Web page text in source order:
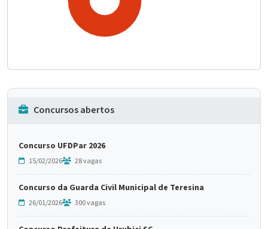
Concursos abertos
Concurso UFDPar 2026
15/02/2026 28 vagas
Concurso da Guarda Civil Municipal de Teresina
26/01/2026 300 vagas